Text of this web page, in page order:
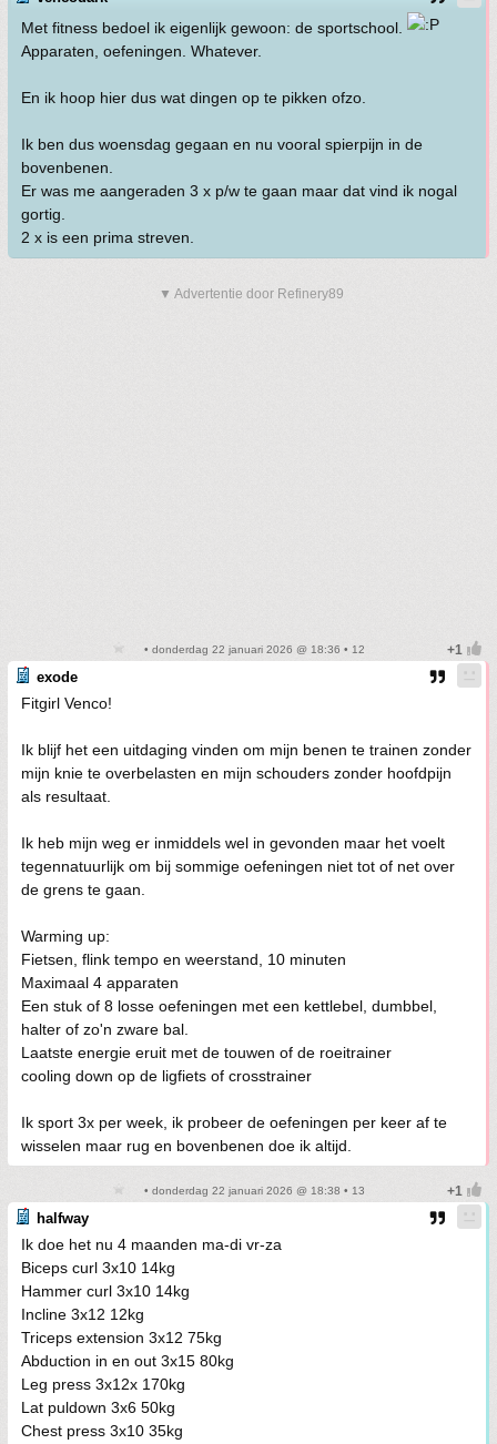
Met fitness bedoel ik eigenlijk gewoon: de sportschool.
Apparaten, oefeningen. Whatever.
En ik hoop hier dus wat dingen op te pikken ofzo.
Ik ben dus woensdag gegaan en nu vooral spierpijn in de
bovenbenen.
Er was me aangeraden 3 x p/w te gaan maar dat vind ik nogal
gortig.
2 x is een prima streven.
▼ Advertentie door Refinery89
• donderdag 22 januari 2026 @ 18:36 • 12
exode
Fitgirl Venco!
Ik blijf het een uitdaging vinden om mijn benen te trainen zonder
mijn knie te overbelasten en mijn schouders zonder hoofdpijn
als resultaat.
Ik heb mijn weg er inmiddels wel in gevonden maar het voelt
tegennatuurlijk om bij sommige oefeningen niet tot of net over
de grens te gaan.
Warming up:
Fietsen, flink tempo en weerstand, 10 minuten
Maximaal 4 apparaten
Een stuk of 8 losse oefeningen met een kettlebel, dumbbel,
halter of zo'n zware bal.
Laatste energie eruit met de touwen of de roeitrainer
cooling down op de ligfiets of crosstrainer
Ik sport 3x per week, ik probeer de oefeningen per keer af te
wisselen maar rug en bovenbenen doe ik altijd.
• donderdag 22 januari 2026 @ 18:38 • 13
halfway
Ik doe het nu 4 maanden ma-di vr-za
Biceps curl 3x10 14kg
Hammer curl 3x10 14kg
Incline 3x12 12kg
Triceps extension 3x12 75kg
Abduction in en out 3x15 80kg
Leg press 3x12x 170kg
Lat puldown 3x6 50kg
Chest press 3x10 35kg